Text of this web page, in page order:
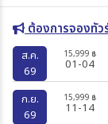
ต้องการจองทัว
ส.ค.
69
15,999 ฿
01-04
ก.ย.
69
15,999 ฿
11-14